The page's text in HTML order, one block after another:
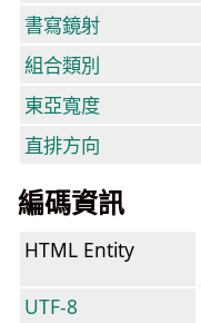
書寫鏡射
組合類別
東亞寬度
直排方向
編碼資訊
HTML Entity
UTF-8